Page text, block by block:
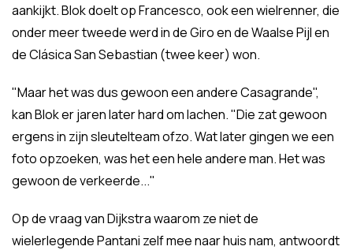
aankijkt. Blok doelt op Francesco, ook een wielrenner, die
onder meer tweede werd in de Giro en de Waalse Pijl en
de Clásica San Sebastian (twee keer) won.
"Maar het was dus gewoon een andere Casagrande",
kan Blok er jaren later hard om lachen. "Die zat gewoon
ergens in zijn sleutelteam ofzo. Wat later gingen we een
foto opzoeken, was het een hele andere man. Het was
gewoon de verkeerde..."
Op de vraag van Dijkstra waarom ze niet de
wielerlegende Pantani zelf mee naar huis nam, antwoordt